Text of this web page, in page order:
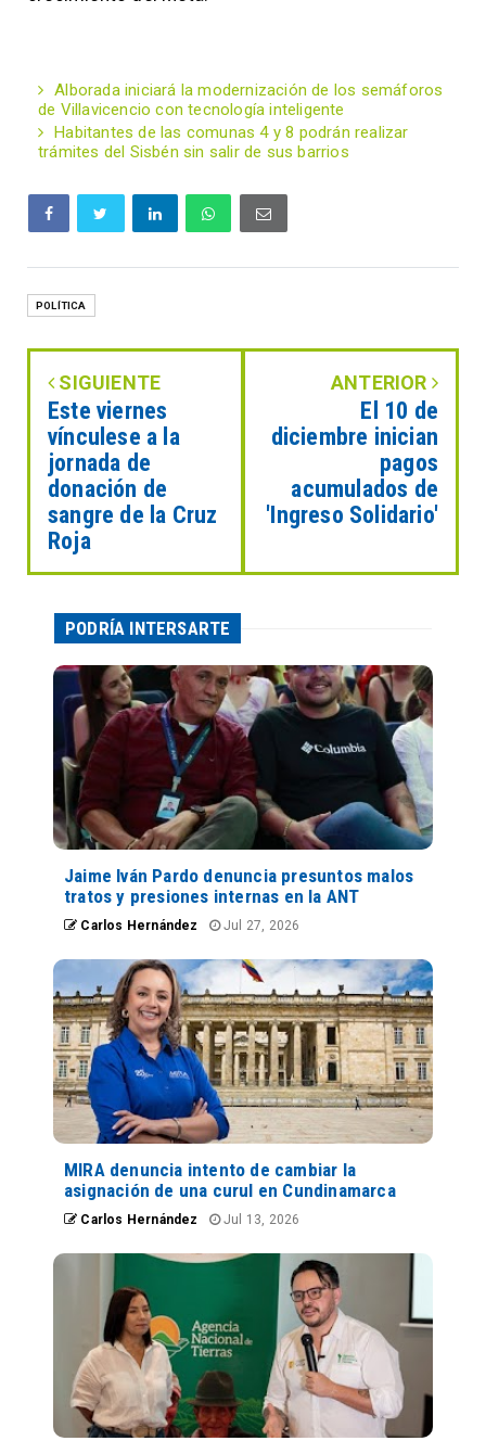
Alborada iniciará la modernización de los semáforos
de Villavicencio con tecnología inteligente
Habitantes de las comunas 4 y 8 podrán realizar
trámites del Sisbén sin salir de sus barrios
POLÍTICA
SIGUIENTE
Este viernes
vínculese a la
jornada de
donación de
sangre de la Cruz
Roja
ANTERIOR
El 10 de
diciembre inician
pagos
acumulados de
'Ingreso Solidario'
PODRÍA INTERSARTE
Jaime Iván Pardo denuncia presuntos malos
tratos y presiones internas en la ANT
Carlos Hernández Jul 27, 2026
MIRA denuncia intento de cambiar la
asignación de una curul en Cundinamarca
Carlos Hernández Jul 13, 2026